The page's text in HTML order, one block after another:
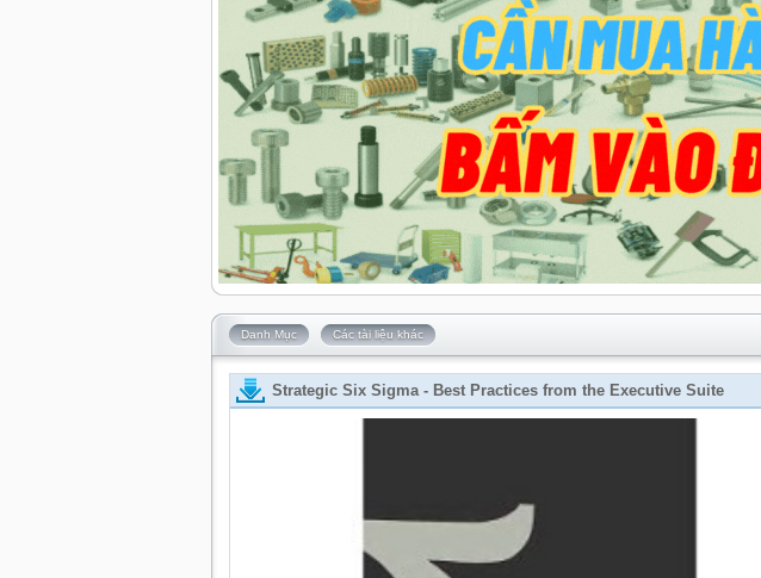
Danh Mục Các tài liệu khác
Strategic Six Sigma - Best Practices from the Executive Suite